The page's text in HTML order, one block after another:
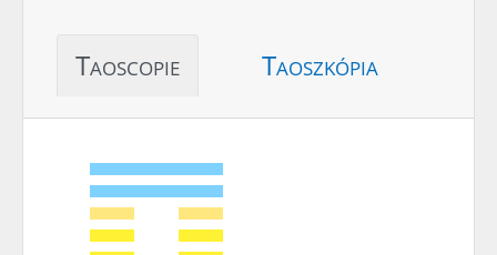
Taoscopie Taoszkópia